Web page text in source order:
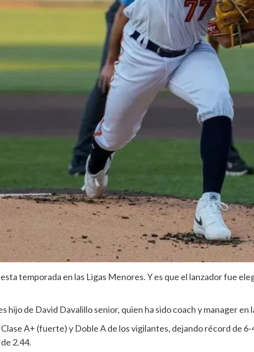
temporada en las Ligas Menores. Y es que el lanzador fue
hijo de David Davalillo senior, quien ha sido coach y manager
A+ (fuerte) y Doble A de los vigilantes, dejando récord de
2.44.